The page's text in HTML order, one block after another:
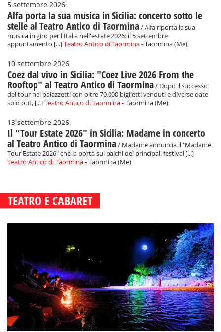
5 settembre 2026
Alfa porta la sua musica in Sicilia: concerto sotto le
stelle al Teatro Antico di Taormina/ Alfa riporta la sua
musica in giro per l'Italia nell'estate 2026: il 5 settembre
appuntamento [...]Teatro Antico di Taormina- Taormina (Me)
10 settembre 2026
Coez dal vivo in Sicilia: "Coez Live 2026 From the
Rooftop" al Teatro Antico di Taormina/ Dopo il successo
del tour nei palazzetti con oltre 70.000 biglietti venduti e diverse date
sold out, [...]Teatro Antico di Taormina- Taormina (Me)
13 settembre 2026
Il "Tour Estate 2026" in Sicilia: Madame in concerto
al Teatro Antico di Taormina/ Madame annuncia il "Madame
Tour Estate 2026" che la porta sui palchi dei principali festival [...]
Teatro Antico di Taormina- Taormina (Me)
TEATRO E CABARET